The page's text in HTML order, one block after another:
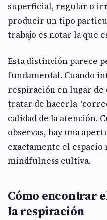
superficial, regular o
producir un tipo
trabajo es notar la que
Esta distinción parece
fundamental. Cuando
respiración en lugar de
tratar de hacerla
calidad de la atención.
observas, hay una
exactamente el espacio
mindfulness cultiva.
Cómo encontrar
la respiración